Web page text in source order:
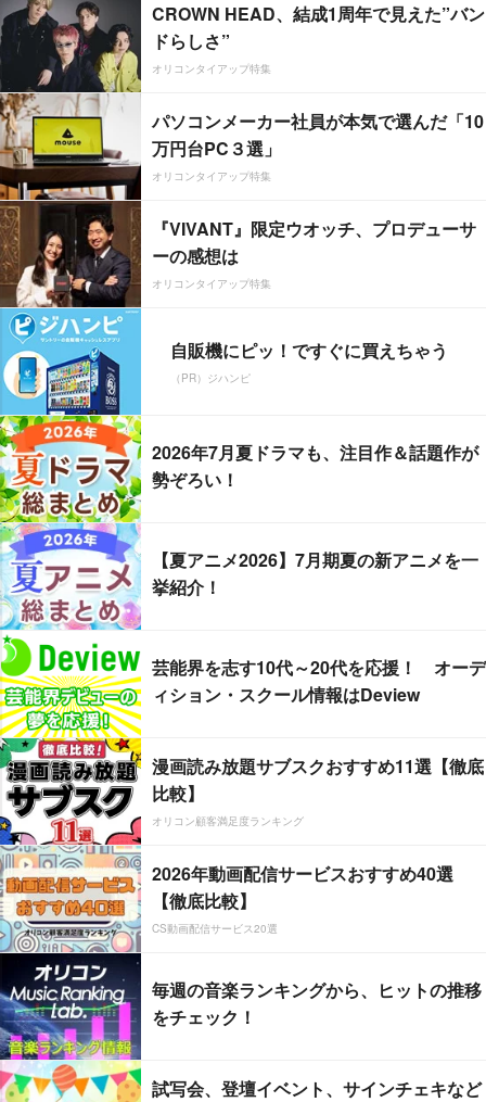
CROWN HEAD、結成1周年で見えた”バン
ドらしさ”
オリコンタイアップ特集
パソコンメーカー社員が本気で選んだ「10
万円台PC３選」
オリコンタイアップ特集
『VIVANT』限定ウオッチ、プロデューサ
ーの感想は
オリコンタイアップ特集
自販機にピッ！ですぐに買えちゃう
（PR）ジハンピ
2026年7月夏ドラマも、注目作＆話題作が
勢ぞろい！
【夏アニメ2026】7月期夏の新アニメを一
挙紹介！
芸能界を志す10代～20代を応援！ オーデ
ィション・スクール情報はDeview
漫画読み放題サブスクおすすめ11選【徹底
比較】
オリコン顧客満足度ランキング
2026年動画配信サービスおすすめ40選
【徹底比較】
CS動画配信サービス20選
毎週の音楽ランキングから、ヒットの推移
をチェック！
試写会、登壇イベント、サインチェキなど